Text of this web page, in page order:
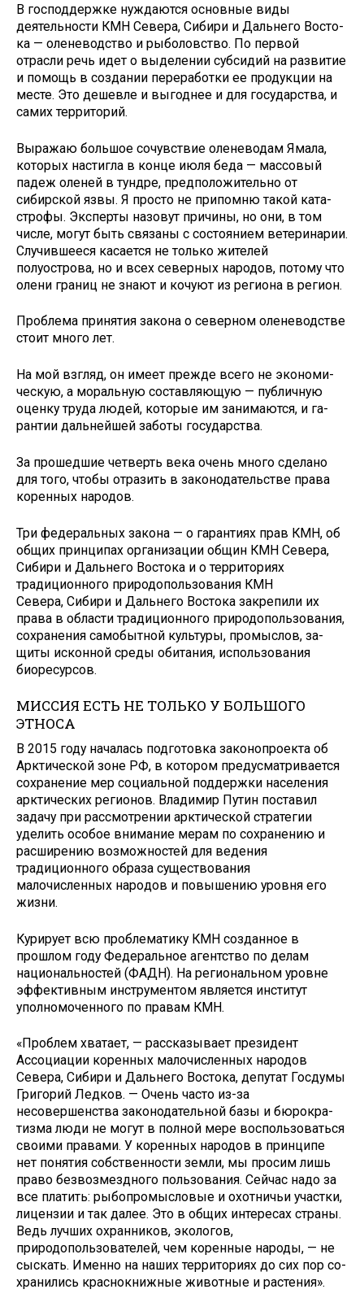
В господдержке нуждаются ос­новные виды
деятельности КМН Севера, Сибири и Дальнего Восто­
ка — оленеводство и рыболовство. По первой
отрасли речь идет о вы­делении субсидий на развитие
и помощь в создании переработки ее продукции на
месте. Это дешевле и выгоднее и для государства, и
са­мих территорий.
Выражаю большое сочувствие оленеводам Ямала,
которых настиг­ла в конце июля беда — массовый
падеж оленей в тундре, предпо­ложительно от
сибирской язвы. Я просто не припомню такой ката­
строфы. Эксперты назовут причи­ны, но они, в том
числе, могут быть связаны с состоянием ветеринарии.
Случившееся касается не только жителей
полуострова, но и всех се­верных народов, потому что
олени границ не знают и кочуют из реги­она в регион.
Проблема принятия за­кона о северном олене­водстве
стоит много лет.
На мой взгляд, он имеет прежде всего не экономи­
ческую, а моральную со­ставляющую — публичную
оценку труда людей, кото­рые им занимаются, и га­
рантии дальнейшей заботы государства.
За прошедшие четверть века очень много сделано
для того, чтобы отразить в законодательстве права
коренных народов.
Три федеральных за­кона — о гарантиях прав КМН, об
общих принципах организации общин КМН Севера,
Сибири и Дальнего Востока и о территориях
традиционного природо­пользования КМН
Севера, Сибири и Дальнего Вос­тока закрепили их
права в области традиционного природопользования,
со­хранения самобытной культуры, промыслов, за­
щиты исконной среды обитания, использования
биоресурсов.
МИССИЯ ЕСТЬ НЕ ТОЛЬКО У БОЛЬШОГО
ЭТНОСА
В 2015 году началась под­готовка законопроекта об
Арктической зоне РФ, в ко­тором предусматривается
сохранение мер социаль­ной поддержки населения
аркти­ческих регионов. Владимир Путин поставил
задачу при рассмотрении арктической стратегии
уделить осо­бое внимание мерам по сохранению и
расширению возможностей для ведения
традиционного образа су­ществования
малочисленных наро­дов и повышению уровня его
жизни.
Курирует всю проблематику КМН созданное в
прошлом году Федеральное агентство по делам
национальностей (ФАДН). На ре­гиональном уровне
эффективным инструментом является институт
уполномоченного по правам КМН.
«Проблем хватает, — рассказыва­ет президент
Ассоциации коренных малочисленных народов
Севера, Сибири и Дальнего Востока, депу­тат Госдумы
Григорий Ледков. — Очень часто из-за
несовершенства законодательной базы и бюрокра­
тизма люди не могут в полной мере воспользоваться
своими правами. У коренных народов в принципе
нет понятия собственности земли, мы просим лишь
право безвозмездного пользования. Сейчас надо за
все платить: рыбопромысло­вые и охотничьи участки,
ли­цензии и так далее. Это в об­щих интересах страны.
Ведь лучших охранников, эколо­гов,
природопользователей, чем коренные народы, — не
сыскать. Именно на наших территориях до сих пор со­
хранились краснокнижные животные и растения».